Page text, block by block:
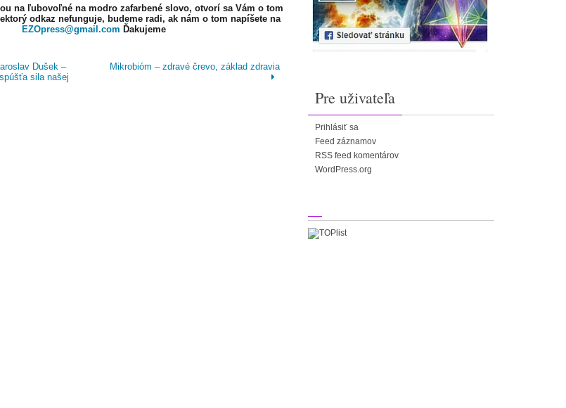
na ľubovoľné na modro zafarbené slovo, otvorí sa Vám o tom
odkaz nefunguje, budeme radi, ak nám o tom napíšete na
EZOpress@gmail.com Ďakujeme
Dušek –
sila našej
Mikrobióm – zdravé črevo, základ zdravia
Pre uživateľa
Prihlásiť sa
Feed záznamov
RSS feed komentárov
WordPress.org